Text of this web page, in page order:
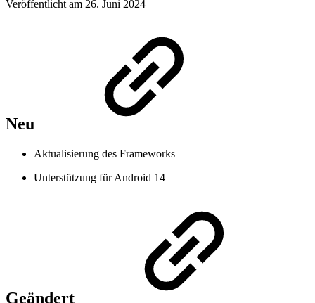
Veröffentlicht am 26. Juni 2024
Neu
Aktualisierung des Frameworks
Unterstützung für Android 14
Geändert